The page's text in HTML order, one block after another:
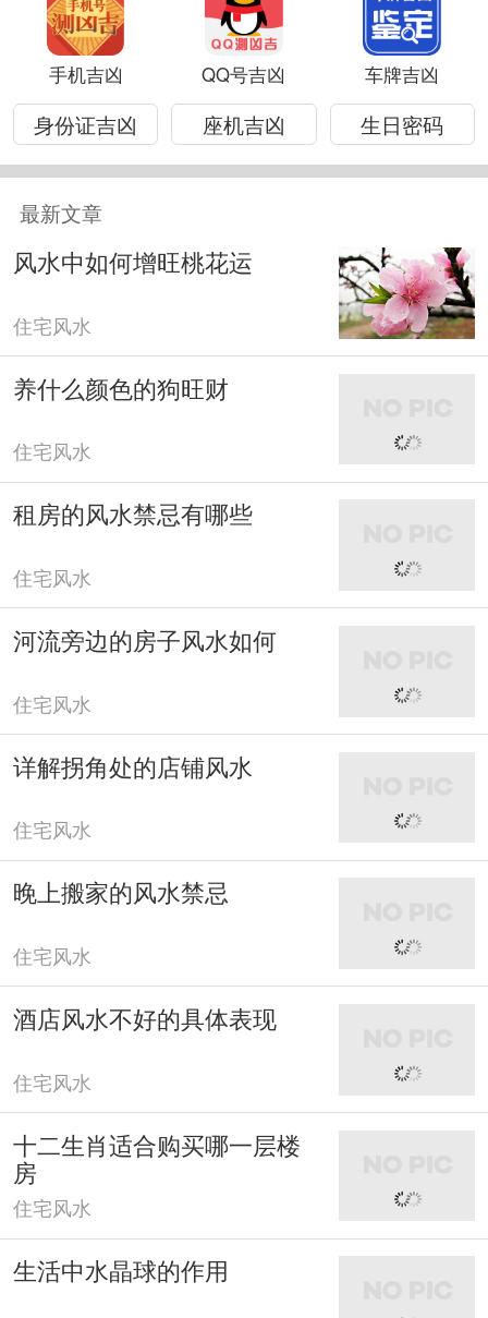
手机吉凶 QQ号吉凶 车牌吉凶
身份证吉凶 座机吉凶 生日密码
最新文章
风水中如何增旺桃花运
住宅风水
养什么颜色的狗旺财
住宅风水
租房的风水禁忌有哪些
住宅风水
河流旁边的房子风水如何
住宅风水
详解拐角处的店铺风水
住宅风水
晚上搬家的风水禁忌
住宅风水
酒店风水不好的具体表现
住宅风水
十二生肖适合购买哪一层楼
房
住宅风水
生活中水晶球的作用